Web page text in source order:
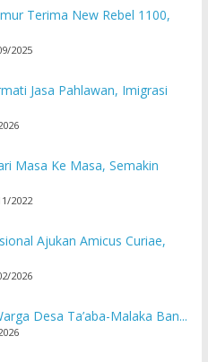
Terima New Rebel 1100,
2025
Jasa Pahlawan, Imigrasi
Masa Ke Masa, Semakin
2022
Ajukan Amicus Curiae,
2026
Desa Ta’aba-Malaka Ban...